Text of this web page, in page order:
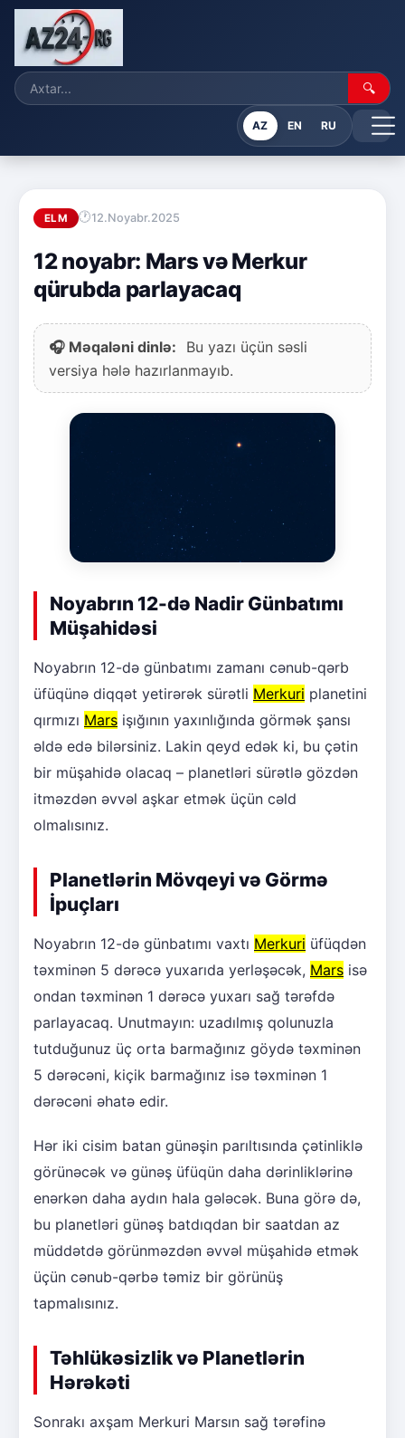
🔍
AZ EN RU
ELM 12.Noyabr.2025
12 noyabr: Mars və Merkur
qürubda parlayacaq
🎧 Məqaləni dinlə:
Bu yazı üçün səsli
versiya hələ hazırlanmayıb.
Noyabrın 12-də Nadir Günbatımı
Müşahidəsi
Noyabrın 12-də günbatımı zamanı cənub-qərb
üfüqünə diqqət yetirərək sürətli Merkuri planetini
qırmızı Mars işığının yaxınlığında görmək şansı
əldə edə bilərsiniz. Lakin qeyd edək ki, bu çətin
bir müşahidə olacaq – planetləri sürətlə gözdən
itməzdən əvvəl aşkar etmək üçün cəld
olmalısınız.
Planetlərin Mövqeyi və Görmə
İpuçları
Noyabrın 12-də günbatımı vaxtı Merkuri üfüqdən
təxminən 5 dərəcə yuxarıda yerləşəcək, Mars isə
ondan təxminən 1 dərəcə yuxarı sağ tərəfdə
parlayacaq. Unutmayın: uzadılmış qolunuzla
tutduğunuz üç orta barmağınız göydə təxminən
5 dərəcəni, kiçik barmağınız isə təxminən 1
dərəcəni əhatə edir.
Hər iki cisim batan günəşin parıltısında çətinliklə
görünəcək və günəş üfüqün daha dərinliklərinə
enərkən daha aydın hala gələcək. Buna görə də,
bu planetləri günəş batdıqdan bir saatdan az
müddətdə görünməzdən əvvəl müşahidə etmək
üçün cənub-qərbə təmiz bir görünüş
tapmalısınız.
Təhlükəsizlik və Planetlərin
Hərəkəti
Sonrakı axşam Merkuri Marsın sağ tərəfinə